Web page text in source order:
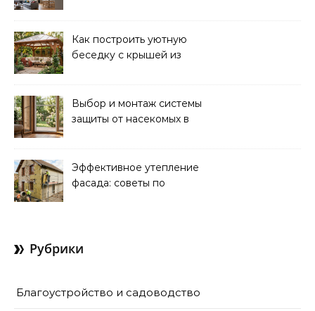
Как построить уютную
беседку с крышей из
Выбор и монтаж системы
защиты от насекомых в
Эффективное утепление
фасада: советы по
Рубрики
Благоустройство и садоводство